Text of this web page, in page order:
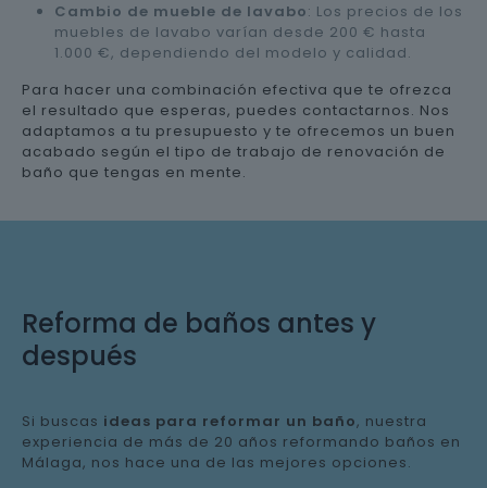
Cambio de mueble de lavabo: Los precios de los
muebles de lavabo varían desde 200 € hasta
1.000 €, dependiendo del modelo y calidad.
Para hacer una combinación efectiva que te ofrezca
el resultado que esperas, puedes contactarnos. Nos
adaptamos a tu presupuesto y te ofrecemos un buen
acabado según el tipo de trabajo de renovación de
baño que tengas en mente.
Reforma de baños antes y
después
Si buscas ideas para reformar un baño, nuestra
experiencia de más de 20 años reformando baños en
Málaga, nos hace una de las mejores opciones.